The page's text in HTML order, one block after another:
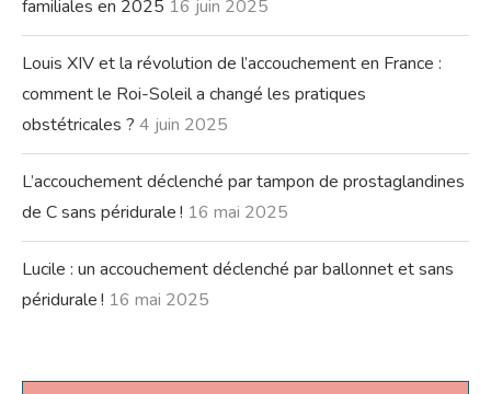
familiales en 2025 16 juin 2025
Louis XIV et la révolution de l’accouchement en France :
comment le Roi-Soleil a changé les pratiques
obstétricales ? 4 juin 2025
L’accouchement déclenché par tampon de prostaglandines
de C sans péridurale ! 16 mai 2025
Lucile : un accouchement déclenché par ballonnet et sans
péridurale ! 16 mai 2025